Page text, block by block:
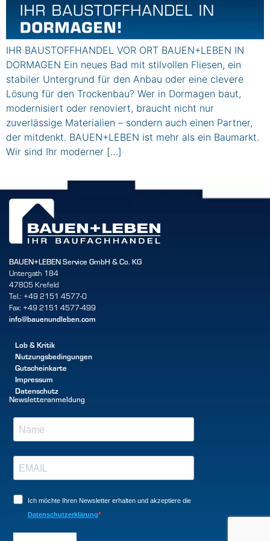
IHR BAUSTOFFHANDEL VOR ORT BAUEN+LEBEN IN
DORMAGEN Ein neues Bad mit stilvollen Fliesen, ein
stabiler Untergrund für den Anbau oder eine clevere
Lösung für den Trockenbau? Wer in Dormagen baut,
modernisiert oder renoviert, braucht nicht nur
zuverlässige Materialien – sondern auch einen Partner,
der mitdenkt. BAUEN+LEBEN ist mehr als ein Baumarkt.
Wir sind Ihr moderner […]
BAUEN+LEBEN Service GmbH & Co. KG
Untergath 184
47805 Krefeld
Tel.: +49 2151 4577-0
Fax: +49 2151 4577-499
info@bauenundleben.com
Lob & Kritik
Nutzungsbedingungen
Gutscheinkarte
Impressum
Datenschutz
Newsletteranmeldung
Ich möchte Ihren Newsletter erhalten und akzeptiere die
Datenschutzerklärung